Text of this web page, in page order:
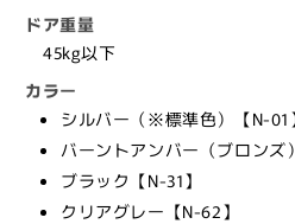
ズ,
NEWSTAR,
ド
ア
チ
ェ
ッ
ク】
チ
ェ
ッ
ク】
ドア重量
45kg以下
カラー
シルバー（※標準色）【N-01
バーントアンバー（ブロンズ
ブラック【N-31】
クリアグレー【N-62】